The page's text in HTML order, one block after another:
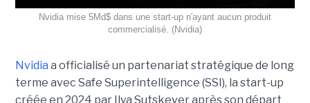
Nvidia mise 5Md$ dans une start-up n'ayant aucun produit
commercialisé. (Nvidia)
Nvidia a officialisé un partenariat stratégique de long
terme avec Safe Superintelligence (SSI), la start-up
créée en 2024 par Ilya Sutskever après son départ